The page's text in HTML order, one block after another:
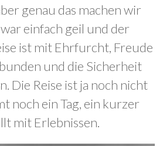
genau das machen wir
einfach geil und der
ist mit Ehrfurcht, Freude
und die Sicherheit
Die Reise ist ja noch nicht
noch ein Tag, ein kurzer
mit Erlebnissen.